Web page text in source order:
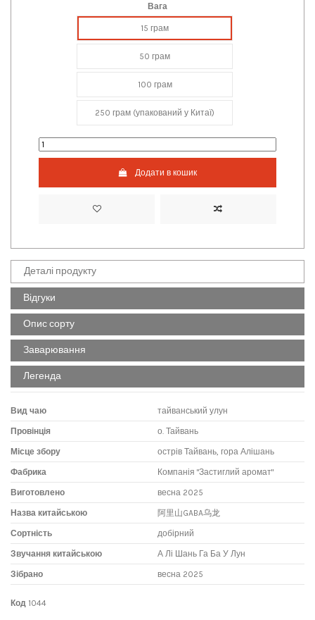
Вага
15 грам
50 грам
100 грам
250 грам (упакований у Китаї)
Додати в кошик
Деталі продукту
Відгуки
Опис сорту
Заварювання
Легенда
Вид чаю тайванський улун
Провінція о. Тайвань
Місце збору острів Тайвань, гора Алішань
Фабрика Компанія "Застиглий аромат"
Виготовлено весна 2025
Назва китайською 阿里山GABA乌龙
Сортність добірний
Звучання китайською А Лі Шань Га Ба У Лун
Зібрано весна 2025
Код 1044